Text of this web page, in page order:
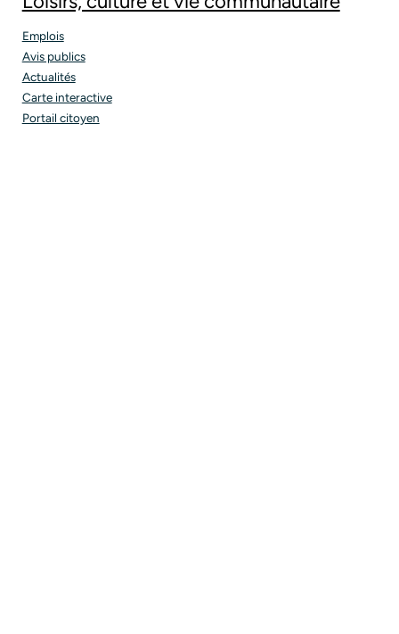
Emplois
Avis publics
Actualités
Carte interactive
Portail citoyen